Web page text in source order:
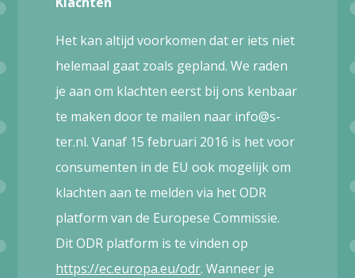
Het kan altijd voorkomen dat er iets niet
helemaal gaat zoals gepland. We raden
je aan om klachten eerst bij ons kenbaar
te maken door te mailen naar info@s-
ter.nl. Vanaf 15 februari 2016 is het voor
consumenten in de EU ook mogelijk om
klachten aan te melden via het ODR
platform van de Europese Commissie.
Dit ODR platform is te vinden op
https://ec.europa.eu/odr. Wanneer je